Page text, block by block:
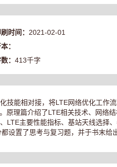
时间： 2021-02-01
：
： 413千字
技能相对接，将LTE网络优化工作
原理篇介绍了LTE相关技术、网络
LTE主要性能指标、基站天线选择
设置了思考与复习题，并于书末